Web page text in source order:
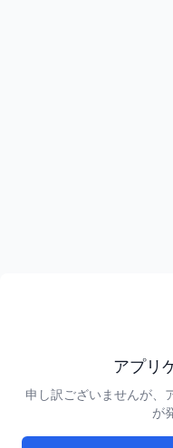
アプリ
申し訳ございませんが、
が